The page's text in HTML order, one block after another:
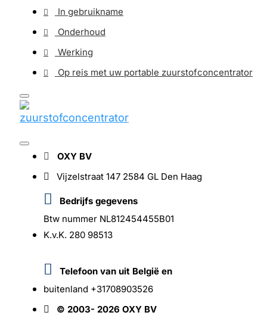
In gebruikname
Onderhoud
Werking
Op reis met uw portable zuurstofconcentrator
OXY BV
Vijzelstraat 147 2584 GL Den Haag
Bedrijfs gegevens
Btw nummer NL812454455B01
K.v.K. 280 98513
Telefoon van uit België en
buitenland +31708903526
© 2003- 2026 OXY BV